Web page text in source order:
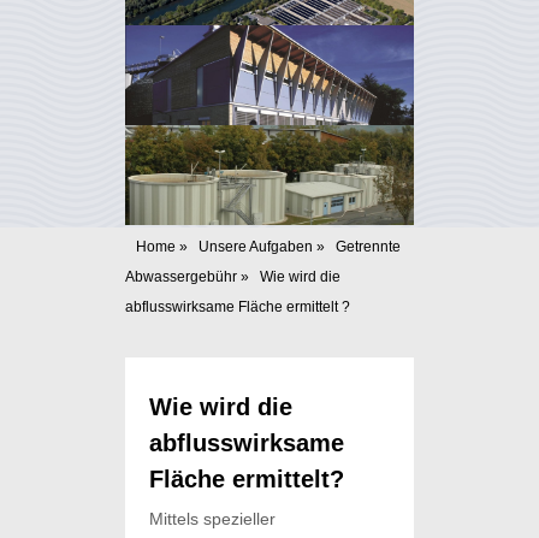
Home » Unsere Aufgaben »
Getrennte
Abwassergebühr »
Wie wird die
abflusswirksame Fläche ermittelt ?
Wie wird die
abflusswirksame
Fläche ermittelt?
Mittels spezieller